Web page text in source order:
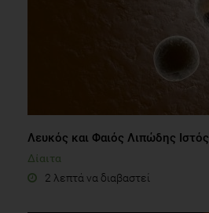
Λευκός και Φαιός Λιπώδης Ιστός
Δίαιτα
2 λεπτά να διαβαστεί